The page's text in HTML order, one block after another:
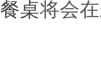
桌将会